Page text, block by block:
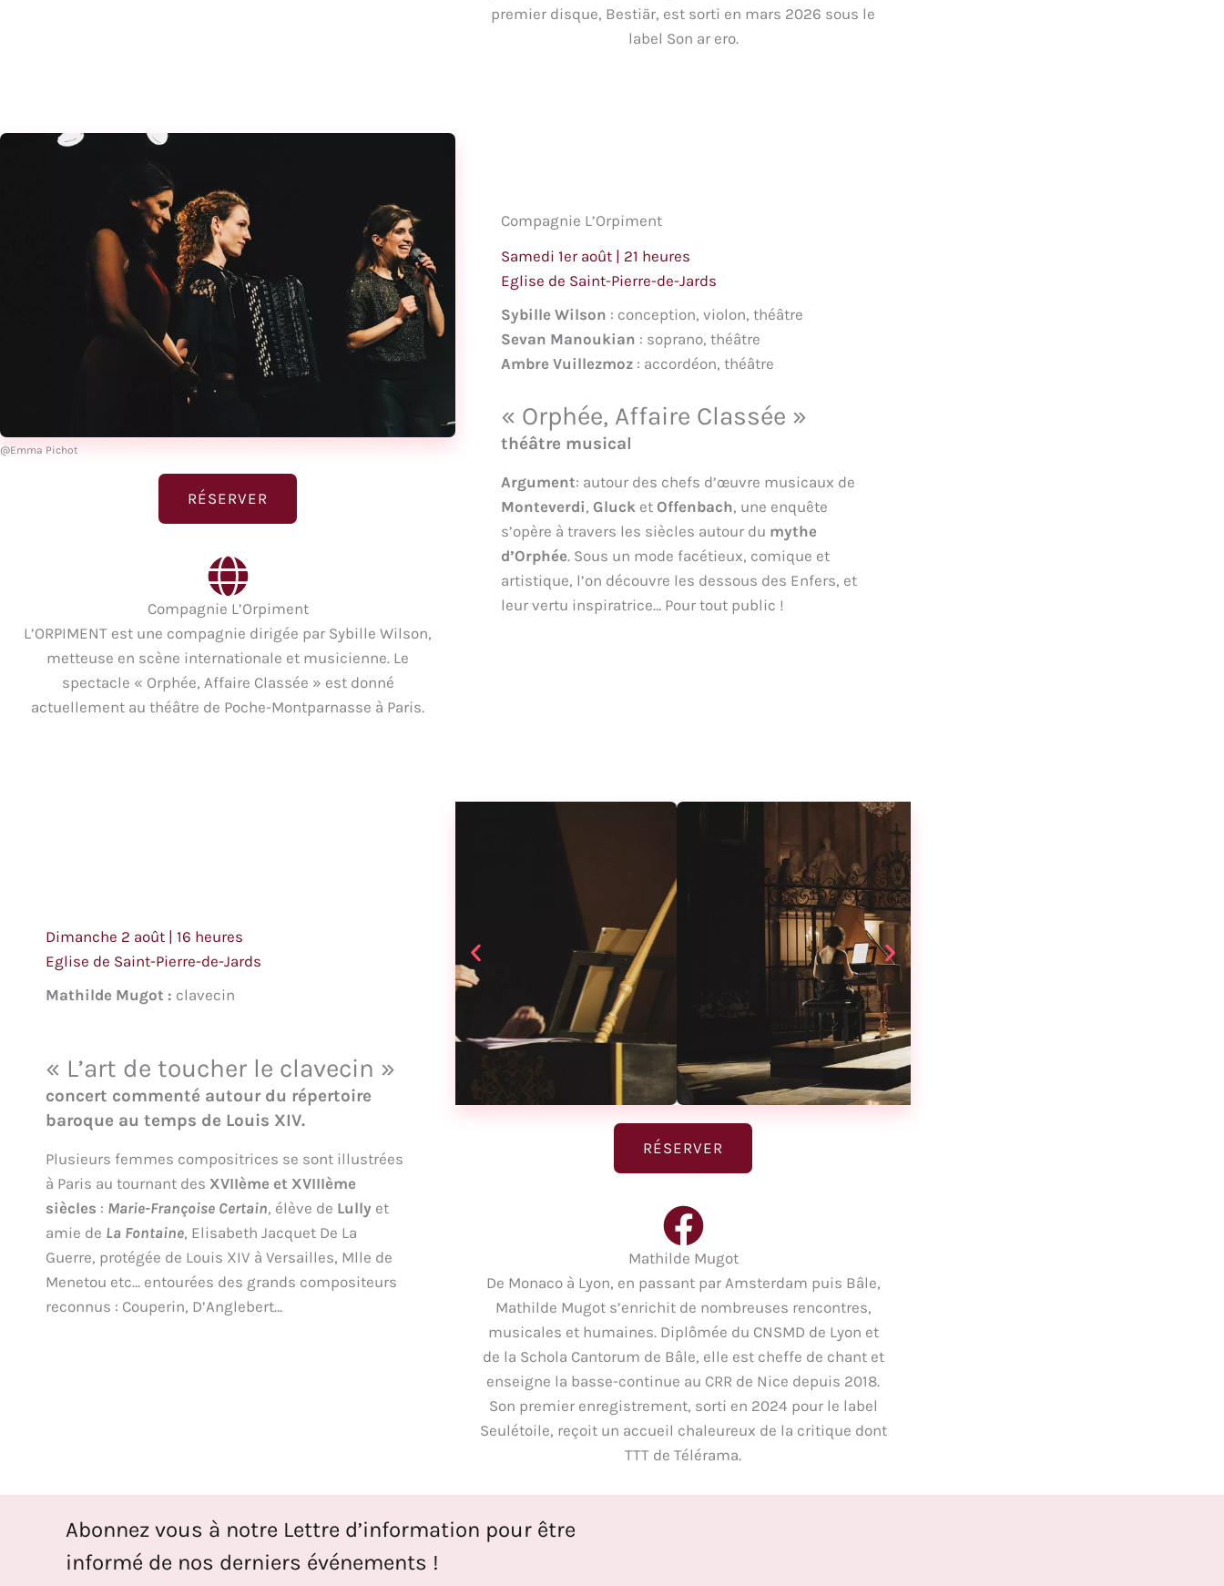
premier disque, Bestiär, est sorti en mars 2026 sous le
label Son ar ero.
@Emma Pichot
RÉSERVER
Compagnie L’Orpiment
L’ORPIMENT est une compagnie dirigée par Sybille Wilson,
metteuse en scène internationale et musicienne. Le
spectacle « Orphée, Affaire Classée » est donné
actuellement au théâtre de Poche-Montparnasse à Paris.
Compagnie L’Orpiment
Samedi 1er août | 21 heures
Eglise de Saint-Pierre-de-Jards
Sybille Wilson : conception, violon, théâtre
Sevan Manoukian : soprano, théâtre
Ambre Vuillezmoz : accordéon, théâtre
« Orphée, Affaire Classée »
théâtre musical
Argument: autour des chefs d’œuvre musicaux de
Monteverdi, Gluck et Offenbach, une enquête
s’opère à travers les siècles autour du mythe
d’Orphée. Sous un mode facétieux, comique et
artistique, l’on découvre les dessous des Enfers, et
leur vertu inspiratrice… Pour tout public !
Dimanche 2 août | 16 heures
Eglise de Saint-Pierre-de-Jards
Mathilde Mugot : clavecin
« L’art de toucher le clavecin »
concert commenté autour du répertoire
baroque au temps de Louis XIV.
Plusieurs femmes compositrices se sont illustrées
à Paris au tournant des XVIIème et XVIIIème
siècles : Marie-Françoise Certain, élève de Lully et
amie de La Fontaine, Elisabeth Jacquet De La
Guerre, protégée de Louis XIV à Versailles, Mlle de
Menetou etc… entourées des grands compositeurs
reconnus : Couperin, D’Anglebert…
RÉSERVER
Mathilde Mugot
De Monaco à Lyon, en passant par Amsterdam puis Bâle,
Mathilde Mugot s’enrichit de nombreuses rencontres,
musicales et humaines. Diplômée du CNSMD de Lyon et
de la Schola Cantorum de Bâle, elle est cheffe de chant et
enseigne la basse-continue au CRR de Nice depuis 2018.
Son premier enregistrement, sorti en 2024 pour le label
Seulétoile, reçoit un accueil chaleureux de la critique dont
TTT de Télérama.
Abonnez vous à notre Lettre d’information pour être
informé de nos derniers événements !